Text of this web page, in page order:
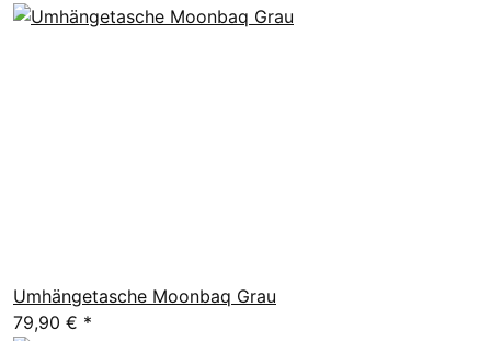
Umhängetasche Moonbaq Grau
79,90 € *